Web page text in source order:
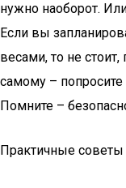
нужно наоборот.
Если вы
весами, то не
самому – попросите
Помните –
Практичные советы